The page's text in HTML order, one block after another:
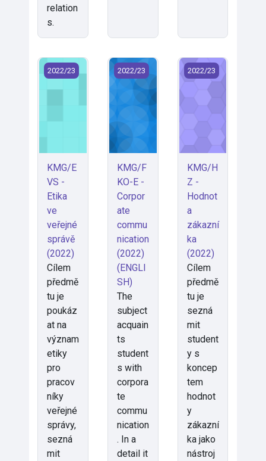
relation
s.
KMG/EVS - Etika ve veřejné správě (2022)
2022/23
KMG/E
VS -
Etika
ve
veřejné
správě
(2022)
Cílem
předmě
tu je
poukáz
at na
význam
etiky
pro
pracov
níky
veřejné
správy,
sezná
mit
KMG/FKO-E - Corporate
2022/23
KMG/F
KO-E -
Corpor
ate
commu
nication
(2022)
(ENGLI
SH)
The
subject
acquain
ts
student
s with
corpora
te
commu
nication
. In a
detail it
KMG/HZ -
2022/23
KMG/H
Z -
Hodnot
a
zákazní
ka
(2022)
Cílem
předmě
tu je
sezná
mit
student
y s
koncep
tem
hodnot
y
zákazní
ka jako
nástroj